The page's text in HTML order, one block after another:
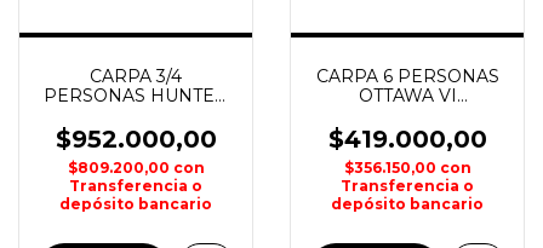
CARPA 3/4
PERSONAS HUNTER
$952.000,00
$809.200,00 con
Transferencia o
depósito bancario
CARPA 6 PERSONAS
OTTAWA VI
GEOGRAPHIC
$419.000,00
$356.150,00 con
Transferencia o
depósito bancario